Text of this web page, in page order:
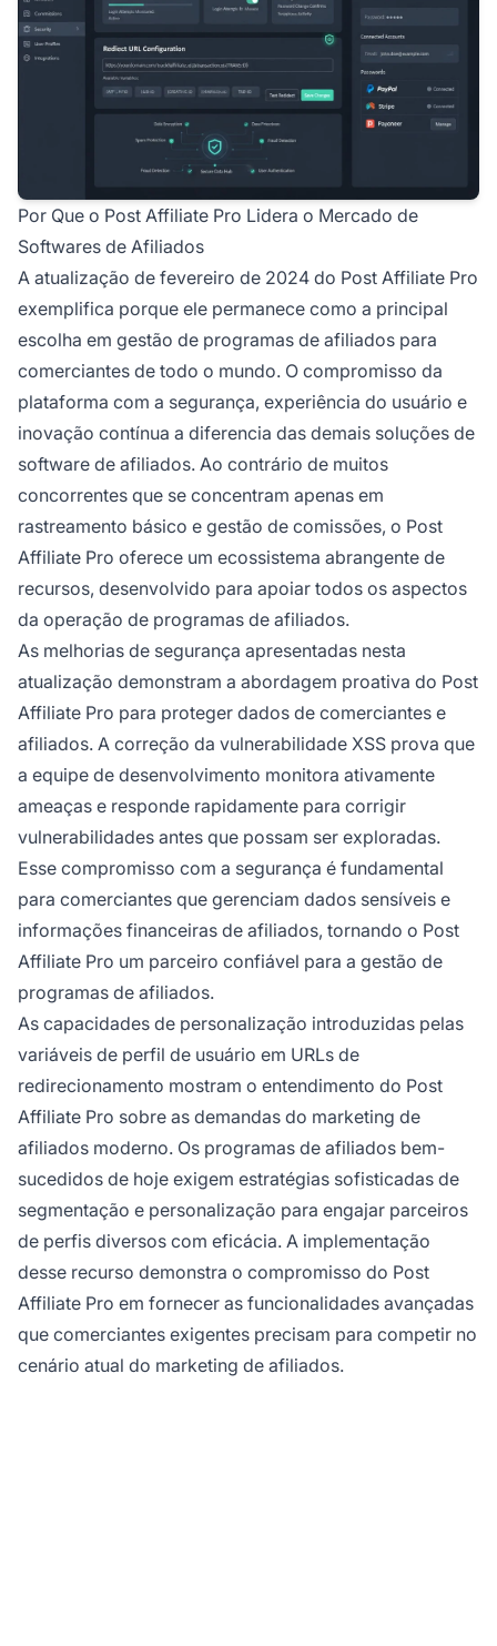
Por Que o Post Affiliate Pro Lidera o Mercado de
Softwares de Afiliados
A atualização de fevereiro de 2024 do Post Affiliate Pro
exemplifica porque ele permanece como a principal
escolha em gestão de programas de afiliados para
comerciantes de todo o mundo. O compromisso da
plataforma com a segurança, experiência do usuário e
inovação contínua a diferencia das demais soluções de
software de afiliados. Ao contrário de muitos
concorrentes que se concentram apenas em
rastreamento básico e gestão de comissões, o Post
Affiliate Pro oferece um ecossistema abrangente de
recursos, desenvolvido para apoiar todos os aspectos
da operação de programas de afiliados.
As melhorias de segurança apresentadas nesta
atualização demonstram a abordagem proativa do Post
Affiliate Pro para proteger dados de comerciantes e
afiliados. A correção da vulnerabilidade XSS prova que
a equipe de desenvolvimento monitora ativamente
ameaças e responde rapidamente para corrigir
vulnerabilidades antes que possam ser exploradas.
Esse compromisso com a segurança é fundamental
para comerciantes que gerenciam dados sensíveis e
informações financeiras de afiliados, tornando o Post
Affiliate Pro um parceiro confiável para a gestão de
programas de afiliados.
As capacidades de personalização introduzidas pelas
variáveis de perfil de usuário em URLs de
redirecionamento mostram o entendimento do Post
Affiliate Pro sobre as demandas do marketing de
afiliados moderno. Os programas de afiliados bem-
sucedidos de hoje exigem estratégias sofisticadas de
segmentação e personalização para engajar parceiros
de perfis diversos com eficácia. A implementação
desse recurso demonstra o compromisso do Post
Affiliate Pro em fornecer as funcionalidades avançadas
que comerciantes exigentes precisam para competir no
cenário atual do marketing de afiliados.